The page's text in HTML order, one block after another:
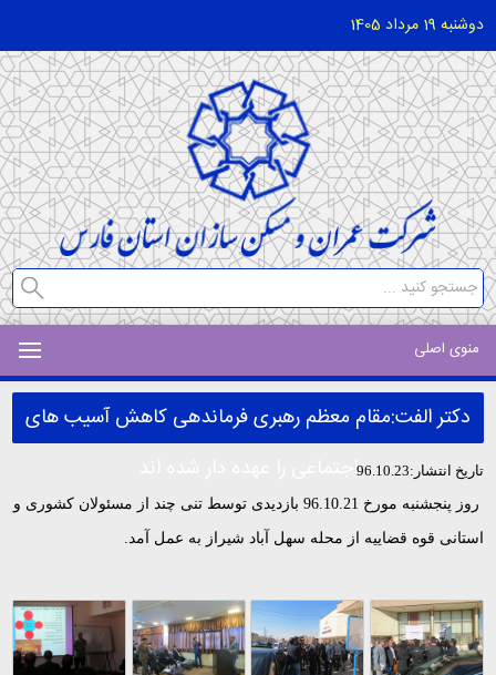
دوشنبه 19 مرداد 1405
منوی اصلی
دکتر الفت:مقام معظم رهبری فرماندهی کاهش آسیب های
اجتماعی را عهده دار شده اند
تاریخ انتشار:96.10.23
روز پنجشنبه مورخ 96.10.21 بازدیدی توسط تنی چند از مسئولان کشوری و
استانی قوه قضاییه از محله سهل آباد شیراز به عمل آمد.